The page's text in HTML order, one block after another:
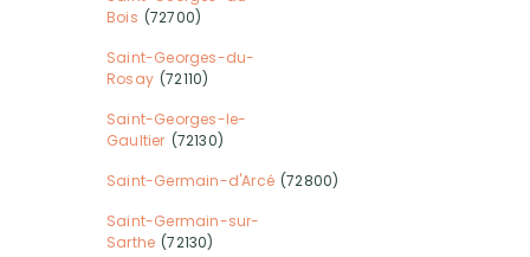
Bois (72700)
Saint-Georges-du-
Rosay (72110)
Saint-Georges-le-
Gaultier (72130)
Saint-Germain-d'Arcé (72800)
Saint-Germain-sur-
Sarthe (72130)